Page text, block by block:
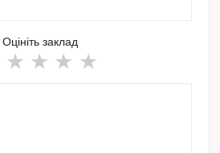
Оцініть заклад